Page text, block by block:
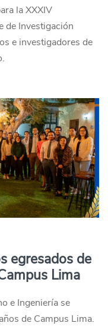
la XXXIV
de Investigación
e investigadores de
egresados de
Lima
e Ingeniería se
de Campus Lima.